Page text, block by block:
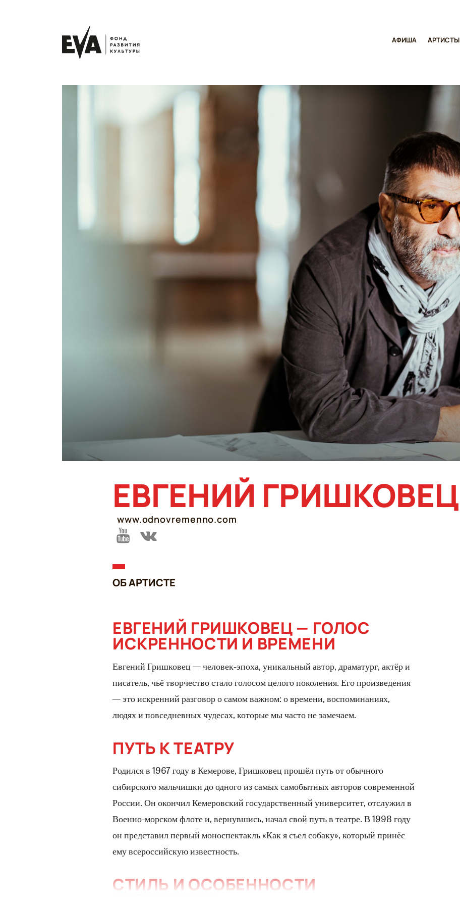
АФИША АРТИСТЫ
ЕВГЕНИЙ ГРИШКОВЕЦ
www.odnovremenno.com
ОБ АРТИСТЕ
ЕВГЕНИЙ ГРИШКОВЕЦ — ГОЛОС
ИСКРЕННОСТИ И ВРЕМЕНИ
Евгений Гришковец — человек-эпоха, уникальный автор, драматург, актёр и
писатель, чьё творчество стало голосом целого поколения. Его произведения
— это искренний разговор о самом важном: о времени, воспоминаниях,
людях и повседневных чудесах, которые мы часто не замечаем.
ПУТЬ К ТЕАТРУ
Родился в 1967 году в Кемерове, Гришковец прошёл путь от обычного
сибирского мальчишки до одного из самых самобытных авторов современной
России. Он окончил Кемеровский государственный университет, отслужил в
Военно-морском флоте и, вернувшись, начал свой путь в театре. В 1998 году
он представил первый моноспектакль «Как я съел собаку», который принёс
ему всероссийскую известность.
СТИЛЬ И ОСОБЕННОСТИ